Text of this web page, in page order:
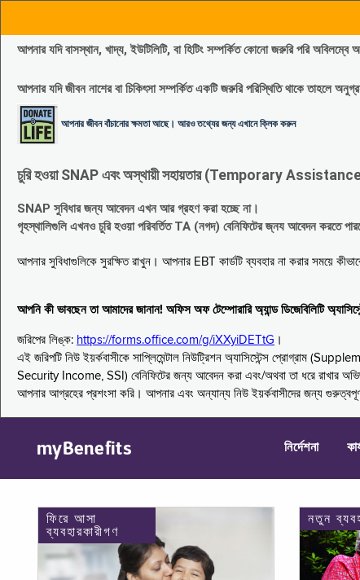
আপনার যদি বাসস্থান, খাদ্য, ইউটিলিটি, বা হিটিং সম্পর্কিত কোনো জরুরি পরি
আপনার যদি জীবন নাশের বা চিকিৎসা সম্পর্কিত একটি জরুরি পরিস্থিতি থাকে তাহলে
আপনার জীবন বাঁচানোর ক্ষমতা আছে। আরও তথ্যের জন্য এখানে ক্লিক করুন
চুরি হওয়া SNAP এবং অস্থায়ী সহায়তার (Temporary Assistance,
SNAP সুবিধার জন্য আবেদন এখন আর গ্রহণ করা হচ্ছে না।
গৃহস্থালিগুলি এখনও চুরি হওয়া পরিবর্তিত TA (নগদ) বেনিফিটের জ্নয আবেদন করতে
আপনার সুবিধাগুলিকে সুরক্ষিত রাখুন। আপনার EBT কার্ডটি ব্যবহার না করার সময়ে
আপনি কী ভাবছেন তা আমাদের জানান! অফিস অফ টেম্পোরারি অ্যান্ড ডিজেবিলিটি
জরিপের লিঙ্ক: https://forms.office.com/g/iXXyiDETtG ।
এই জরিপটি নিউ ইয়র্কবাসীকে সাপ্লিমেন্টাল নিউট্রিশন অ্যাসিস্টেন্স প্রোগ্রাম
Security Income, SSI) বেনিফিটের জন্য আবেদন করা এবং/অথবা তা ধরে রাখার
আপনার আগ্রহের প্রশংসা করি। আপনার এবং অন্যান্য নিউ ইয়র্কবাসীদের জন্য
myBenefits নির্দেশনা
ফিরে আসা
ব্যবহারকারীগণ
নতুন